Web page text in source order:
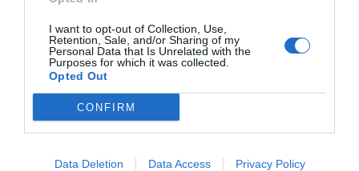
I want to opt-out of Collection, Use,
Retention, Sale, and/or Sharing of my
Personal Data that Is Unrelated with the
Purposes for which it was collected.
Opted Out
CONFIRM
Data Deletion Data Access Privacy Policy